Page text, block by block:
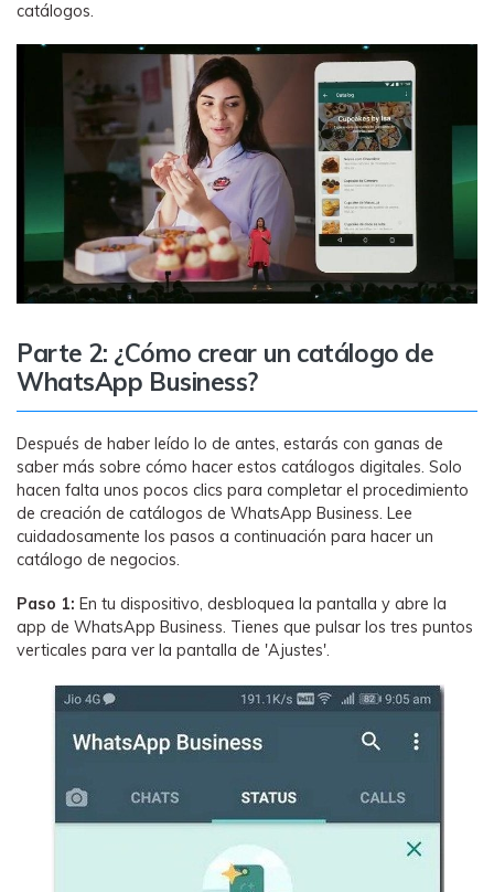
catálogos.
Parte 2: ¿Cómo crear un catálogo de
WhatsApp Business?
Después de haber leído lo de antes, estarás con ganas de
saber más sobre cómo hacer estos catálogos digitales. Solo
hacen falta unos pocos clics para completar el procedimiento
de creación de catálogos de WhatsApp Business. Lee
cuidadosamente los pasos a continuación para hacer un
catálogo de negocios.
Paso 1: En tu dispositivo, desbloquea la pantalla y abre la
app de WhatsApp Business. Tienes que pulsar los tres puntos
verticales para ver la pantalla de 'Ajustes'.